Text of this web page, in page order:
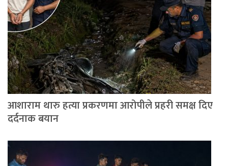
आशाराम थारु हत्या प्रकरणमा आरोपीले प्रहरी समक्ष दिए
दर्दनाक बयान